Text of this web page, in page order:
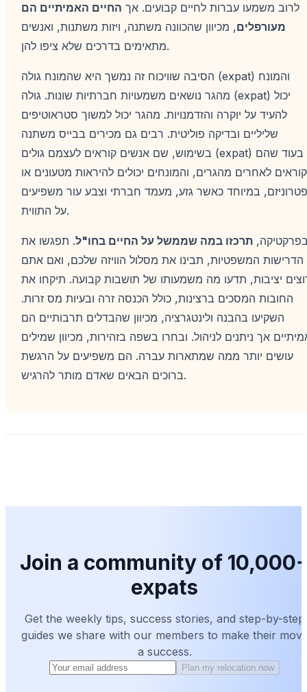
לרוב משמעו עברות לחיים קבועים. אך החיים האמיתיים הם
מעורפלים, מכיוון שהכוונה משתנה, ויזות משתנות, ואנשים
מתאימים בדרכים שלא ציפו להן.
הסיבה שוויכוח זה נמשך היא שהמונח גולה (expat) והמונח
מהגר נושאים משמעויות חברתיות שונות. גולה (expat) יכול
להעיד על יוקרה והזדמנויות. מהגר יכול למשוך סטראוטיפים
שליליים ובדיקה פוליטית. רבים גם מכירים בבייס משתנה
בשימוש, שם אנשים קוראים לעצמם גולים (expat) בעוד שהם
קוראים לאחרים מהגרים, והמונחים יכולים להיראות מטעונים או
פטרוניזם, במיוחד כאשר גזע, מעמד חברתי וצבע עור משפיעים
על התווית.
תרכזו במה שממשל על החיים בחו"ל. תפגשו את
הדרישות המשפטיות, תבינו את מסלול הוויזה שלכם, ואם אתם
יציבות, תדעו מה משמעותו של תושבות קבועה. תיקחו את
החובות המסכים ברצינות, כולל הכנסה זרה ובעיות מס זרות.
השקיעו בהבנה ולינטגרציה, מכיוון שהבדלים תרבותיים הם
אך ניתנים לניהול. ובחרו בשפה בזהירות, מכיוון שמילים
עושים יותר ממה שמתארות עברה. הם משפיעים על הרגשת
ברוכים הבאים שאדם מותר להרגיש.
Join a community of
expats
Get the weekly tips, success stories, and step-by-step
guides we share with our members to make their
a success.
Plan my relocation now